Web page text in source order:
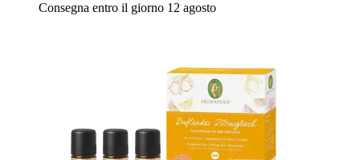
Consegna entro il giorno 12 agosto